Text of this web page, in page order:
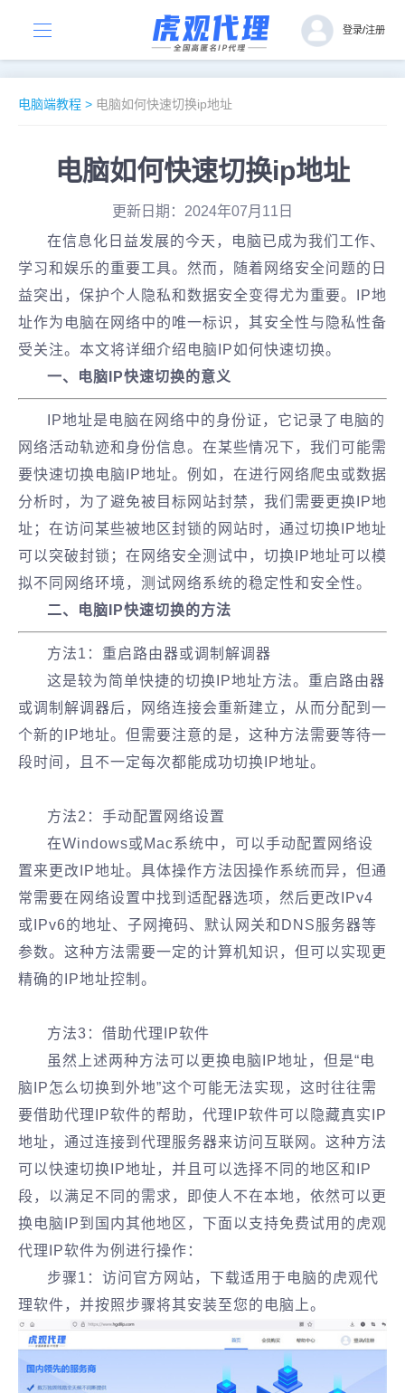
登录/注册
电脑端教程 > 电脑如何快速切换ip地址
电脑如何快速切换ip地址
更新日期：2024年07月11日
在信息化日益发展的今天，电脑已成为我们工作、
学习和娱乐的重要工具。然而，随着网络安全问题的日
益突出，保护个人隐私和数据安全变得尤为重要。IP地
址作为电脑在网络中的唯一标识，其安全性与隐私性备
受关注。本文将详细介绍电脑IP如何快速切换。
一、电脑IP快速切换的意义
IP地址是电脑在网络中的身份证，它记录了电脑的
网络活动轨迹和身份信息。在某些情况下，我们可能需
要快速切换电脑IP地址。例如，在进行网络爬虫或数据
分析时，为了避免被目标网站封禁，我们需要更换IP地
址；在访问某些被地区封锁的网站时，通过切换IP地址
可以突破封锁；在网络安全测试中，切换IP地址可以模
拟不同网络环境，测试网络系统的稳定性和安全性。
二、电脑IP快速切换的方法
方法1：重启路由器或调制解调器
这是较为简单快捷的切换IP地址方法。重启路由器
或调制解调器后，网络连接会重新建立，从而分配到一
个新的IP地址。但需要注意的是，这种方法需要等待一
段时间，且不一定每次都能成功切换IP地址。
方法2：手动配置网络设置
在Windows或Mac系统中，可以手动配置网络设
置来更改IP地址。具体操作方法因操作系统而异，但通
常需要在网络设置中找到适配器选项，然后更改IPv4
或IPv6的地址、子网掩码、默认网关和DNS服务器等
参数。这种方法需要一定的计算机知识，但可以实现更
精确的IP地址控制。
方法3：借助代理IP软件
虽然上述两种方法可以更换电脑IP地址，但是“电
脑IP怎么切换到外地”这个可能无法实现，这时往往需
要借助代理IP软件的帮助，代理IP软件可以隐藏真实IP
地址，通过连接到代理服务器来访问互联网。这种方法
可以快速切换IP地址，并且可以选择不同的地区和IP
段，以满足不同的需求，即使人不在本地，依然可以更
换电脑IP到国内其他地区，下面以支持免费试用的虎观
代理IP软件为例进行操作：
步骤1：访问官方网站，下载适用于电脑的虎观代
理软件，并按照步骤将其安装至您的电脑上。